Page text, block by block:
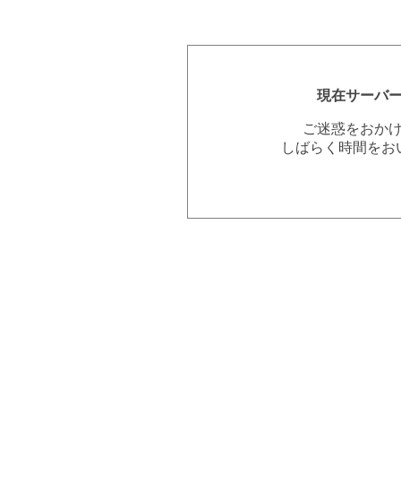
現在サーバ
ご迷惑をおか
しばらく時間を